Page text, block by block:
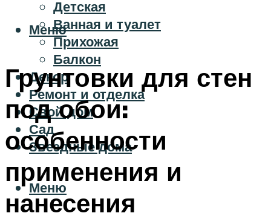
Детская
Ванная и туалет
Прихожая
Балкон
Декор
Ремонт и отделка
Свой дом
Сад
Звездные дома
Меню
Меню
Грунтовки для стен
под обои:
особенности
применения и
нанесения